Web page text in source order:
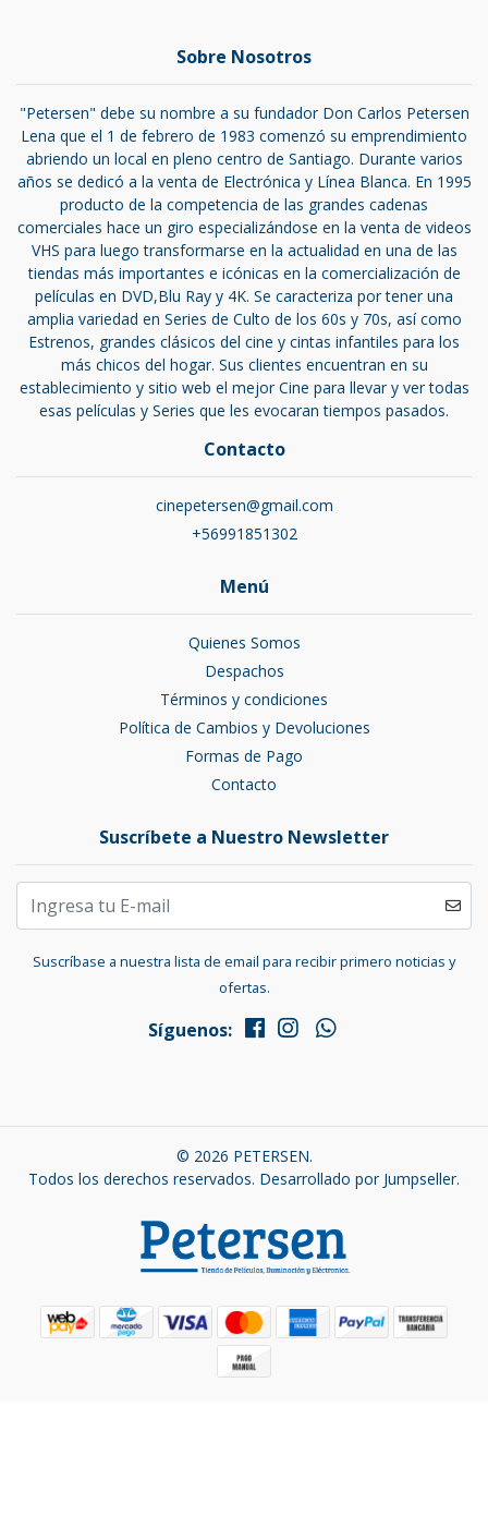
Sobre Nosotros
"Petersen" debe su nombre a su fundador Don Carlos Petersen
Lena que el 1 de febrero de 1983 comenzó su emprendimiento
abriendo un local en pleno centro de Santiago. Durante varios
años se dedicó a la venta de Electrónica y Línea Blanca. En 1995
producto de la competencia de las grandes cadenas
comerciales hace un giro especializándose en la venta de videos
VHS para luego transformarse en la actualidad en una de las
tiendas más importantes e icónicas en la comercialización de
películas en DVD,Blu Ray y 4K. Se caracteriza por tener una
amplia variedad en Series de Culto de los 60s y 70s, así como
Estrenos, grandes clásicos del cine y cintas infantiles para los
más chicos del hogar. Sus clientes encuentran en su
establecimiento y sitio web el mejor Cine para llevar y ver todas
esas películas y Series que les evocaran tiempos pasados.
Contacto
cinepetersen@gmail.com
+56991851302
Menú
Quienes Somos
Despachos
Términos y condiciones
Política de Cambios y Devoluciones
Formas de Pago
Contacto
Suscríbete a Nuestro Newsletter
Suscríbase a nuestra lista de email para recibir primero noticias y
ofertas.
Síguenos:
© 2026 PETERSEN.
Todos los derechos reservados. Desarrollado por Jumpseller.